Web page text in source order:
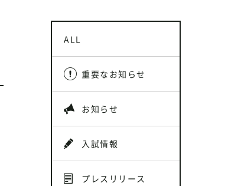
ALL
重要なお知らせ
お知らせ
入試情報
プレスリリース